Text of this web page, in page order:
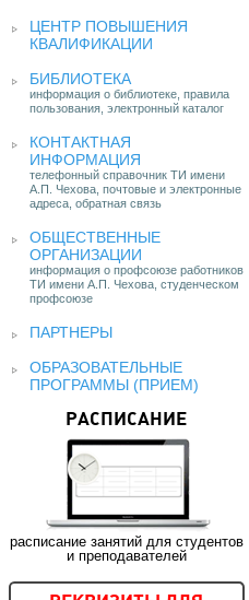
ЦЕНТР ПОВЫШЕНИЯ
КВАЛИФИКАЦИИ
БИБЛИОТЕКА
информация о библиотеке, правила
пользования, электронный каталог
КОНТАКТНАЯ
ИНФОРМАЦИЯ
телефонный справочник ТИ имени
А.П. Чехова, почтовые и электронные
адреса, обратная связь
ОБЩЕСТВЕННЫЕ
ОРГАНИЗАЦИИ
информация о профсоюзе работников
ТИ имени А.П. Чехова, студенческом
профсоюзе
ПАРТНЕРЫ
ОБРАЗОВАТЕЛЬНЫЕ
ПРОГРАММЫ (ПРИЕМ)
РАСПИСАНИЕ
расписание занятий для студентов
и преподавателей